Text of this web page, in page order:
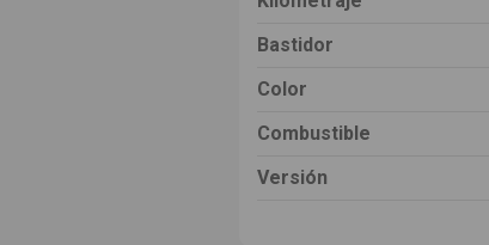
Bastidor
Color
Combustible
Versión